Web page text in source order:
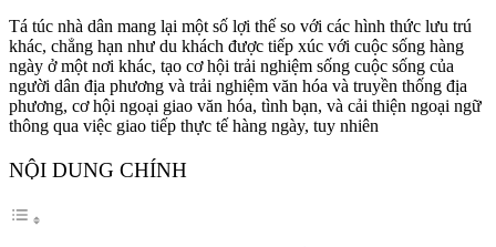
Tá túc nhà dân mang lại một số lợi thế so với các hình thức lưu trú
khác, chẳng hạn như du khách được tiếp xúc với cuộc sống hàng
ngày ở một nơi khác, tạo cơ hội trải nghiệm sống cuộc sống của
người dân địa phương và trải nghiệm văn hóa và truyền thống địa
phương, cơ hội ngoại giao văn hóa, tình bạn, và cải thiện ngoại ngữ
thông qua việc giao tiếp thực tế hàng ngày, tuy nhiên
NỘI DUNG CHÍNH